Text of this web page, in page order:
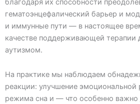
благодаря их способности
гематоэнцефалический барьер и
и иммунные пути — в настоящее
качестве поддерживающей терапии
аутизмом.
На практике мы наблюдаем
реакции: улучшение эмоциональной
режима сна и — что особенно